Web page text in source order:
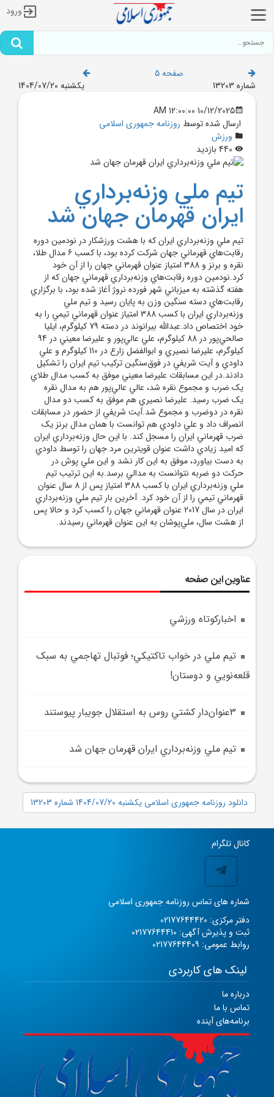
ورود
صفحه 5
شماره 13203
یکشنبه 1404/07/20
10/12/2025 12:00:00 AM
ارسال شده توسط روزنامه جمهوری اسلامی
ورزش
تيم ملي وزنه‌برداري
ايران قهرمان جهان شد
تيم ملي وزنه‌برداري ايران که با هشت ورزشکار در نودمين دوره
رقابت‌هاي قهرماني جهان شرکت کرده بود، با کسب 6 مدال طلا،
نقره و برنز و 388 امتياز عنوان قهرماني جهان را از آن خود
کرد.نودمين دوره رقابت‌هاي وزنه‌برداري قهرماني جهان که از
هفته گذشته به ميزباني شهر فورده نروژ آغاز شده بود، با برگزاري
رقابت‌هاي دسته سنگين وزن به پايان رسيد و تيم ملي
وزنه‌برداري ايران با کسب 388 امتياز عنوان قهرماني تيمي را به
خود اختصاص داد.عبدالله بيرانوند در دسته 79 کيلوگرم، ايليا
صالحي‌پور در 88 کيلوگرم، علي عالي‌پور و عليرضا معيني در 94
کيلوگرم، عليرضا نصيري و ابوالفضل زارع در 110 کيلوگرم و علي
داودي و آيت شريفي در فوق‌سنگين ترکيب تيم ايران را تشکيل
دادند.در اين مسابقات عليرضا معيني موفق به کسب مدال طلاي
يک ضرب و مجموع نقره شد، عالي عالي‌پور هم به مدال نقره
يک ضرب رسيد. عليرضا نصيري هم موفق به کسب دو مدال
نقره در دوضرب و مجموع شد.آيت شريفي از حضور در مسابقات
انصراف داد و علي داودي هم توانست با همان مدال برنز يک
ضرب قهرماني ايران را مسجل کند. با اين حال وزنه‌برداري ايران
که اميد زيادي داشت عنوان قويترين مرد جهان را توسط داودي
به دست بياورد، موفق به اين کار نشد و اين ملي پوش در
حرکت دو ضربه نتوانست به مدالي برسد.به اين ترتيب تيم
ملي وزنه‌برداري ايران با کسب 388 امتياز پس از 8 سال عنوان
قهرماني تيمي را از آن خود کرد. آخرين بار تيم ملي وزنه‌برداري
ايران در سال 2017 عنوان قهرماني جهان را کسب کرد و حالا پس
از هشت سال، ملي‌پوشان به اين عنوان قهرماني رسيدند.
عناوین این صفحه
اخبارکوتاه ورزشي
تيم ملي در خواب تاکتيکي؛ فوتبال تهاجمي به سبک
قلعه‌نويي و دوستان!
3عنوان‌دار کشتي روس به استقلال جويبار پيوستند
تيم ملي وزنه‌برداري ايران قهرمان جهان شد
دانلود روزنامه جمهوری اسلامی یکشنبه 1404/07/20 شماره 13203
کانال تلگرام
شماره های تماس روزنامه جمهوری اسلامی
دفتر مرکزی: 02177644420
ثبت و پذیرش آگهی: 02177644410
روابط عمومی: 02177644409
لینک های کاربردی
درباره ما
تماس با ما
برنامه‌های آینده